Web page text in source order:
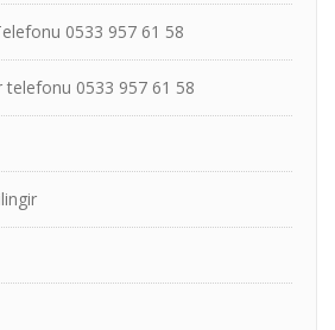
0533 957 61 58
telefonu 0533 957 61 58